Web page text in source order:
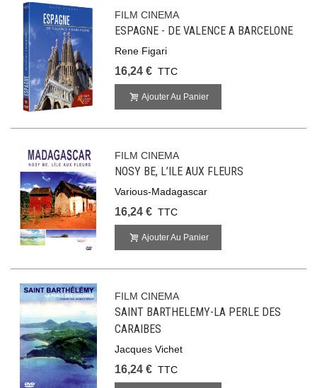
FILM CINEMA
ESPAGNE - DE VALENCE A BARCELONE
Rene Figari
16,24 € TTC
Ajouter Au Panier
FILM CINEMA
NOSY BE, L’ILE AUX FLEURS
Various-Madagascar
16,24 € TTC
Ajouter Au Panier
FILM CINEMA
SAINT BARTHELEMY-LA PERLE DES
CARAIBES
Jacques Vichet
16,24 € TTC